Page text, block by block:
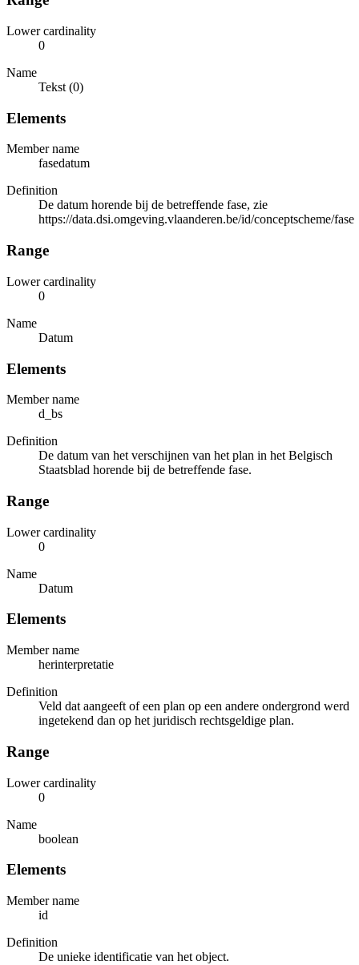
Lower cardinality
0
Name
Tekst (0)
Elements
Member name
fasedatum
Definition
De datum horende bij de betreffende fase, zie
https://data.dsi.omgeving.vlaanderen.be/id/conceptscheme/fase
Range
Lower cardinality
0
Name
Datum
Elements
Member name
d_bs
Definition
De datum van het verschijnen van het plan in het Belgisch
Staatsblad horende bij de betreffende fase.
Range
Lower cardinality
0
Name
Datum
Elements
Member name
herinterpretatie
Definition
Veld dat aangeeft of een plan op een andere ondergrond werd
ingetekend dan op het juridisch rechtsgeldige plan.
Range
Lower cardinality
0
Name
boolean
Elements
Member name
id
Definition
De unieke identificatie van het object.